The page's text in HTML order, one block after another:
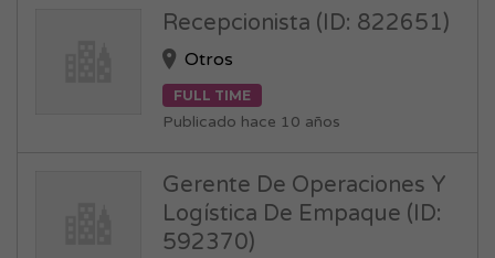
Recepcionista (ID: 822651)
Otros
FULL TIME
Publicado hace 10 años
Gerente De Operaciones Y
Logística De Empaque (ID:
592370)